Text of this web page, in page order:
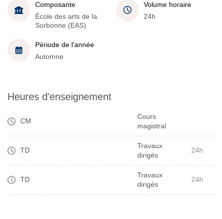
Composante
École des arts de la
Sorbonne (EAS)
Volume horaire
24h
Période de l'année
Automne
Heures d'enseignement
CM
Cours
magistral
TD
Travaux
dirigés
24h
TD
Travaux
dirigés
24h